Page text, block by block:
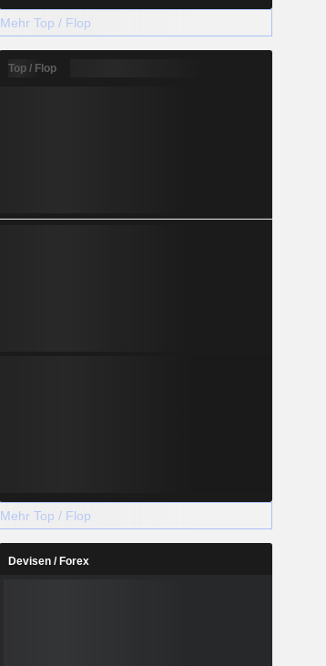
Mehr Top / Flop
Top / Flop
Mehr Top / Flop
Devisen / Forex